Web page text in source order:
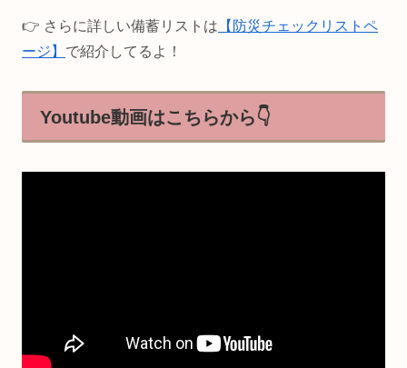
👉 さらに詳しい備蓄リストは 【防災チェックリストペ
ージ】 で紹介してるよ！
Youtube動画はこちらから👇